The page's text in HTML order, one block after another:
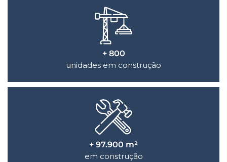
+ 800
unidades em construção
+ 97.900 m²
em construção